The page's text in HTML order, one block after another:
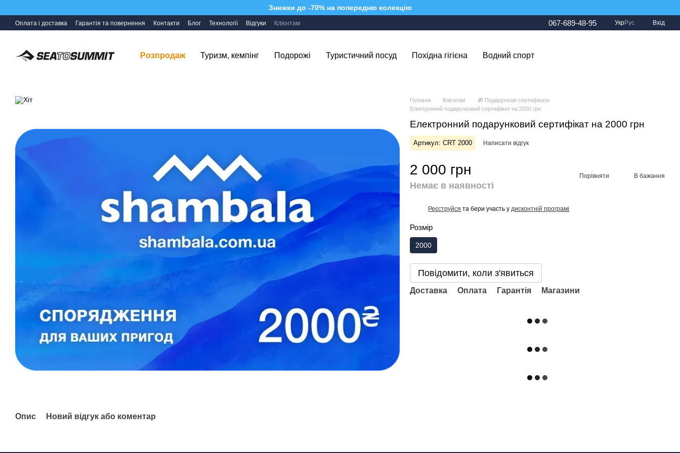
Знижки до -70% на попередню колекцію
Оплата і доставка Гарантія та повернення Контакти Блог Технології Відгуки Клієнтам 067-689-48-95 УкрРус Вхід
Розпродаж Туризм, кемпінг Подорожі Туристичний посуд Похідна гігієна Водний спорт
Опис Новий відгук або коментар
Головна Клієнтам
🎁 Подарункові сертифікати
Електронний подарунковий сертифікат на 2000 грн
Електронний подарунковий сертифікат на 2000 грн
Артикул: CRT 2000 Написати відгук
2 000 грн
Немає в наявності
Порівняти В бажання
Реєструйся та бери участь у дисконтній програмі
Розмір
2000
Повідомити, коли з'явиться
Доставка Оплата Гарантія Магазини